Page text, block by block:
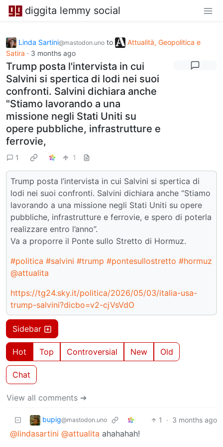
diggita lemmy social
Linda Sartini@mastodon.uno to
Attualità, Geopolitica e
Satira · 3 months ago
Trump posta l'intervista in cui
Salvini si spertica di lodi nei suoi
confronti. Salvini dichiara anche
"Stiamo lavorando a una
missione negli Stati Uniti su
opere pubbliche, infrastrutture e
ferrovie,
1 1
Trump posta l’intervista in cui Salvini si spertica di
lodi nei suoi confronti. Salvini dichiara anche “Stiamo
lavorando a una missione negli Stati Uniti su opere
pubbliche, infrastrutture e ferrovie, e spero di poterla
realizzare entro l’anno”.
Va a proporre il Ponte sullo Stretto di Hormuz.
#politica #salvini #trump #pontesullostretto #hormuz
@attualita
https://tg24.sky.it/politica/2026/05/03/italia-usa-
trump-salvini?dicbo=v2-cjVsVdO
Sidebar
Hot Top Controversial New Old
Chat
View all comments ➔
bupig@mastodon.uno 1 · 3 months ago
@lindasartini @attualita ahahahah!